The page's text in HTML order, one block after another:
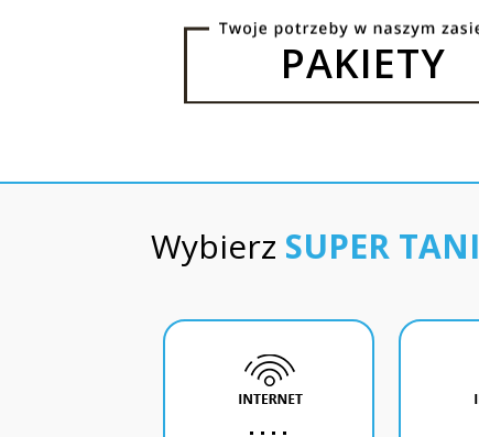
PAKIETY
Wybierz SUPER TANI